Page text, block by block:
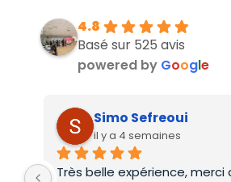
4.8
Basé sur 525 avis
powered by Google
Simo Sefreoui
il y a 4 semaines
Très belle expérience, merci